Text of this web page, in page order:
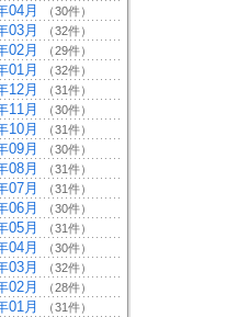
04月 （30件）
03月 （32件）
02月 （29件）
01月 （32件）
12月 （31件）
11月 （30件）
10月 （31件）
09月 （30件）
08月 （31件）
07月 （31件）
06月 （30件）
05月 （31件）
04月 （30件）
03月 （32件）
02月 （28件）
01月 （31件）